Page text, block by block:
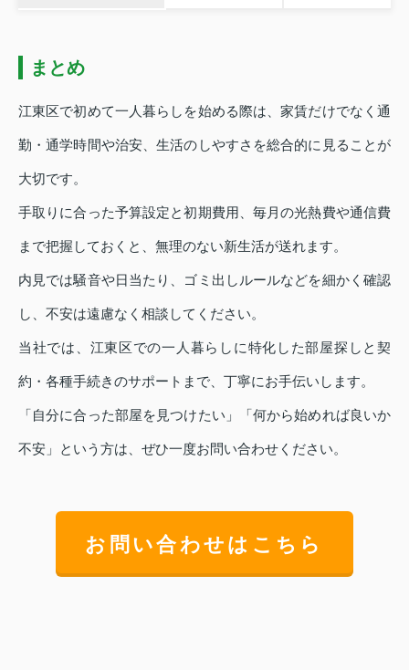
まとめ
江東区で初めて一人暮らしを始める際は、家賃だけでなく通
勤・通学時間や治安、生活のしやすさを総合的に見ることが
大切です。
手取りに合った予算設定と初期費用、毎月の光熱費や通信費
まで把握しておくと、無理のない新生活が送れます。
内見では騒音や日当たり、ゴミ出しルールなどを細かく確認
し、不安は遠慮なく相談してください。
当社では、江東区での一人暮らしに特化した部屋探しと契
約・各種手続きのサポートまで、丁寧にお手伝いします。
「自分に合った部屋を見つけたい」「何から始めれば良いか
不安」という方は、ぜひ一度お問い合わせください。
お問い合わせはこちら